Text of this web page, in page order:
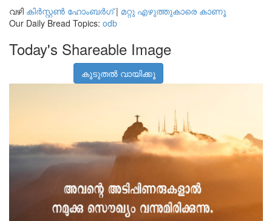
വഴി കിർസ്റ്റൺ ഹോംബർഗ്| മറ്റു എഴുത്തുകാരെ കാണൂ
Our Daily Bread Topics: odb
Today's Shareable Image
കൂടുതൽ വായിക്കൂ